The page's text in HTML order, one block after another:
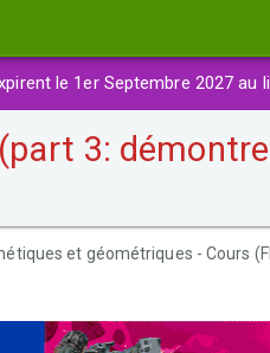
le 1er Septembre 2027 au
3:
et géométriques - Cours